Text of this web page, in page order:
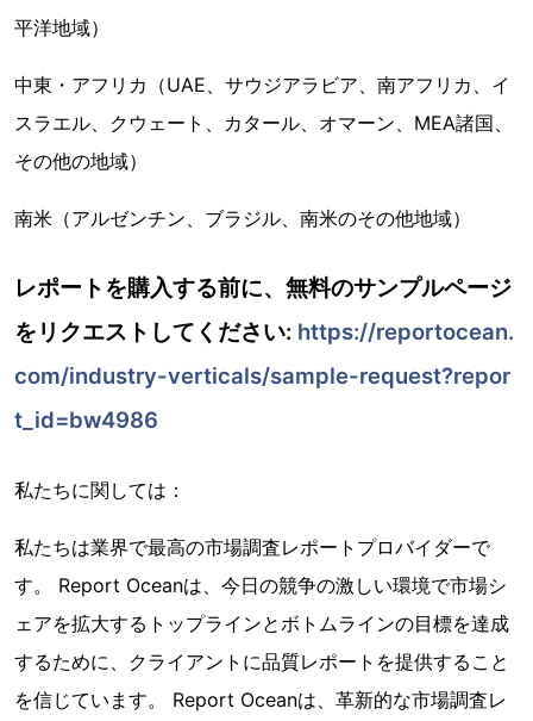
平洋地域）
中東・アフリカ（UAE、サウジアラビア、南アフリカ、イ
スラエル、クウェート、カタール、オマーン、MEA諸国、
その他の地域）
南米（アルゼンチン、ブラジル、南米のその他地域）
レポートを購入する前に、無料のサンプルページ
をリクエストしてください: https://reportocean.
com/industry-verticals/sample-request?repor
t_id=bw4986
私たちに関しては：
私たちは業界で最高の市場調査レポートプロバイダーで
す。 Report Oceanは、今日の競争の激しい環境で市場シ
ェアを拡大するトップラインとボトムラインの目標を達成
するために、クライアントに品質レポートを提供すること
を信じています。 Report Oceanは、革新的な市場調査レ